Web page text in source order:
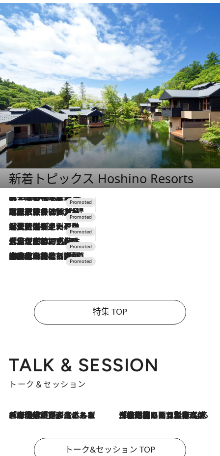
新着トピックス Hoshino Resorts
2026.8.7
【トンボの足水浴】ヒノキの香りに包まれて涼感マックス！約13℃の湧水かけ流しを避暑地「星野温泉 トンボの湯」で体験
2026.7.31
【ホテル帰省】という選択肢をOMOが提案。家族とほどよい距離を保つには「昼は実家、夜は気兼ねなくホテルで！」
2026.7.24
【夏限定ディナーコース】旬を迎える稚鮎や花ズッキーニなどをイタリア・トスカーナの郷土料理の手法で満喫！
2026.7.17
「土佐和ハーブかき氷」がOMO7高知に登場！生姜、山椒、大葉など目にも舌にも涼を呼ぶ郷土の味
2026.7.10
NEW OPEN！【界 草津】名湯の地に誕生。趣の異なる2種の温泉と上州ならではの会席・蕎麦割烹など美食を味わう究極の癒やし旅
特集 TOP
TALK & SESSION
トーク＆セッション
2026.8.3
「今後値上げがあるとすれば…」「リスクがあるのは今年の冬」エネルギー専門家が語る、ホルムズ海峡封鎖が家庭にもたらす“ある心配” 2026.8.3
「住宅建てられない…」「サーチャージ料の高値が続いている」ホルムズ海峡封鎖による影響はいつまで続く？《エネルギー専門家に聞く“どうなる日本の暮らし”》
トーク&セッション TOP